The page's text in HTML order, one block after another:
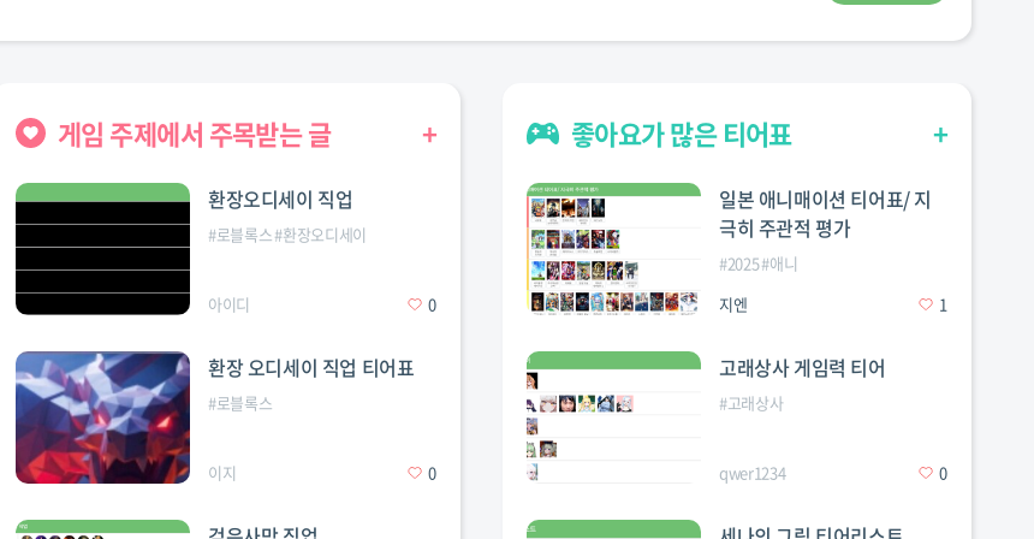
로블게임티어리스트#로블록스 #로블록스게임 #티어리스트
게임 주제에서 주목받는 글 +
환장오디세이 직업
#로블록스#환장오디세이
아이디 0
환장 오디세이 직업 티어표
#로블록스
이지 0
좋아요가 많은 티어표 +
일본 애니매이션 티어표/ 지
극히 주관적 평가
#2025#애니
지엔
1
고래상사 게임력 티어
#고래상사
qwer1234 0